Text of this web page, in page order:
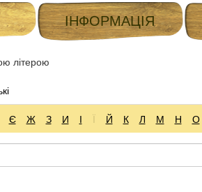
ІНФОРМАЦІЯ
літерою
Є Ж З И І Ї Й К Л М Н О